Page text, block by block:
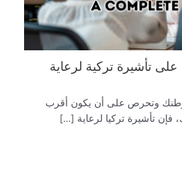
تأشيرة تركية لرعاية
وطنك وتحرص على أن يكون أقرب
فإن تأشيرة تركيا لرعاية […]